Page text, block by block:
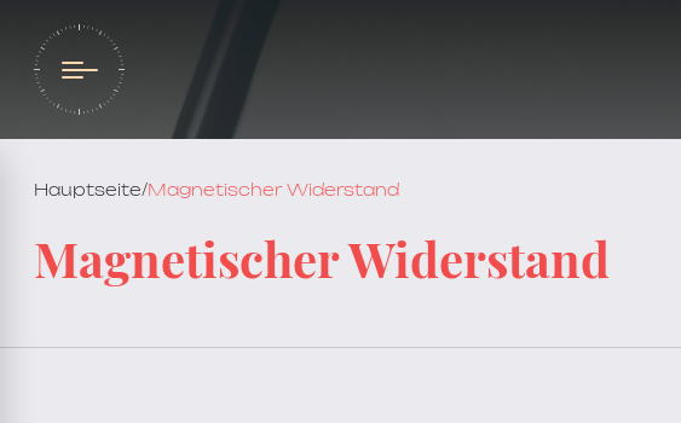
Hauptseite/ Magnetischer Widerstand
Magnetischer Widerstand